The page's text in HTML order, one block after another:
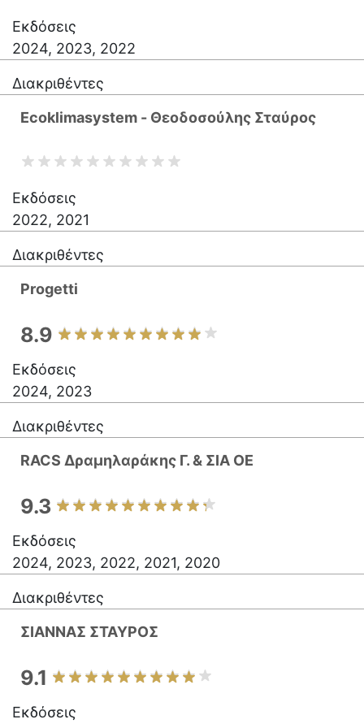
Εκδόσεις
2024, 2023, 2022
Διακριθέντες
Ecoklimasystem - Θεοδοσούλης Σταύρος
Εκδόσεις
2022, 2021
Διακριθέντες
Progetti
8.9
Εκδόσεις
2024, 2023
Διακριθέντες
RACS Δραμηλαράκης Γ. & ΣΙΑ OE
9.3
Εκδόσεις
2024, 2023, 2022, 2021, 2020
Διακριθέντες
ΣΙΑΝΝΑΣ ΣΤΑΥΡΟΣ
9.1
Εκδόσεις